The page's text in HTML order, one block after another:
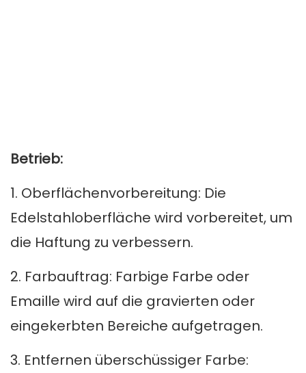
Betrieb:
1. Oberflächenvorbereitung: Die
Edelstahloberfläche wird vorbereitet, um
die Haftung zu verbessern.
2. Farbauftrag: Farbige Farbe oder
Emaille wird auf die gravierten oder
eingekerbten Bereiche aufgetragen.
3. Entfernen überschüssiger Farbe: